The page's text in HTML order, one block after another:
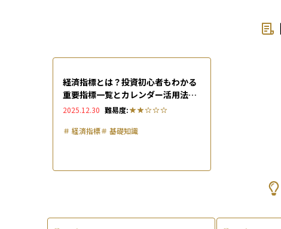
経済指標とは？投資初心者もわかる
重要指標一覧とカレンダー活用法を
徹底解説
2025.12.30 難易度:
＃ 経済指標＃ 基礎知識